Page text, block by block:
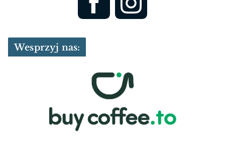
Wesprzyj nas: